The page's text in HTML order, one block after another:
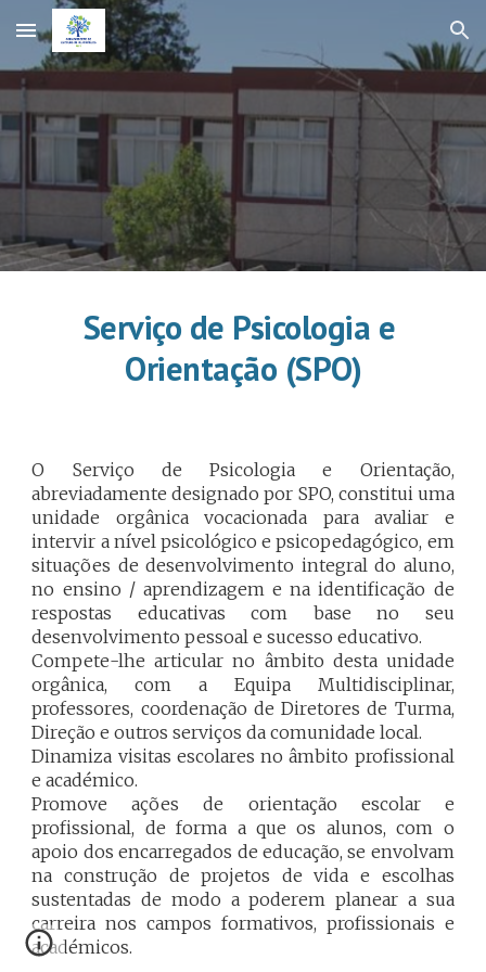
Skip to main content Skip to navigation
Serviço de Psicologia e
Orientação (SPO)
O Serviço de Psicologia e Orientação,
abreviadamente designado por SPO, constitui uma
unidade orgânica vocacionada para avaliar e
intervir a nível psicológico e psicopedagógico, em
situações de desenvolvimento integral do aluno,
no ensino / aprendizagem e na identificação de
respostas educativas com base no seu
desenvolvimento pessoal e sucesso educativo.
Compete-lhe articular no âmbito desta unidade
orgânica, com a Equipa Multidisciplinar,
professores, coordenação de Diretores de Turma,
Direção e outros serviços da comunidade local.
Dinamiza visitas escolares no âmbito profissional
e académico.
Promove ações de orientação escolar e
profissional, de forma a que os alunos, com o
apoio dos encarregados de educação, se envolvam
na construção de projetos de vida e escolhas
sustentadas de modo a poderem planear a sua
carreira nos campos formativos, profissionais e
académicos.